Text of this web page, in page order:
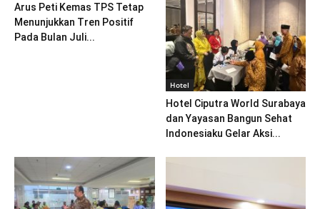
Arus Peti Kemas TPS Tetap
Menunjukkan Tren Positif
Pada Bulan Juli...
Hotel
Hotel Ciputra World Surabaya
dan Yayasan Bangun Sehat
Indonesiaku Gelar Aksi...